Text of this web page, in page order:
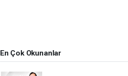
En Çok Okunanlar